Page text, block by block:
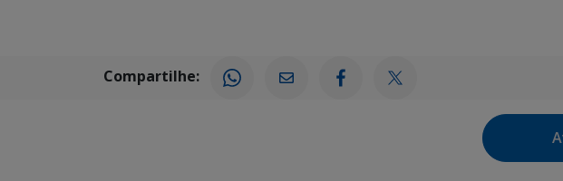
Compartilhe: